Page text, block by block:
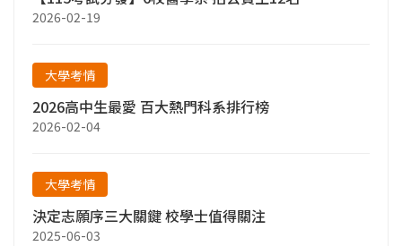
2026-02-19
大學考情
2026高中生最愛 百大熱門科系排行榜
2026-02-04
大學考情
決定志願序三大關鍵 校學士值得關注
2025-06-03